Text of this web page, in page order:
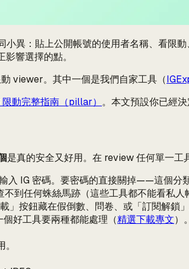
異：貼上公開帳號的使用者名稱、看限
響選擇的點。
viewer。其中一個是我們自家工具（
動完整指南（pillar） 。本文預設你已經
是真的安全又好用。在 review 任何單一工
入 IG 密碼。要密碼的直接關掉——這個分
到任何蛛絲馬跡（這些工具都不能看私
」按鈕藏在假倒數、問卷、或「訂閱解鎖」
好工具要兩種都能處理（精選下載專文）。